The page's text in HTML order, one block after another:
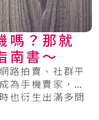
嗎？那就
南書～
路拍賣、社群平
為手機賣家，自
也衍生出滿多問